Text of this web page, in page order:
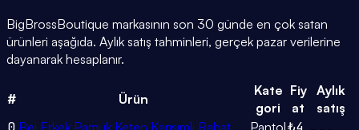
BigBrossBoutique markasının son 30 günde en çok satan
ürünleri aşağıda. Aylık satış tahminleri, gerçek pazar verilerine
dayanarak hesaplanır.
# Ürün
Kate
gori
Fiy
at
Aylık
satış